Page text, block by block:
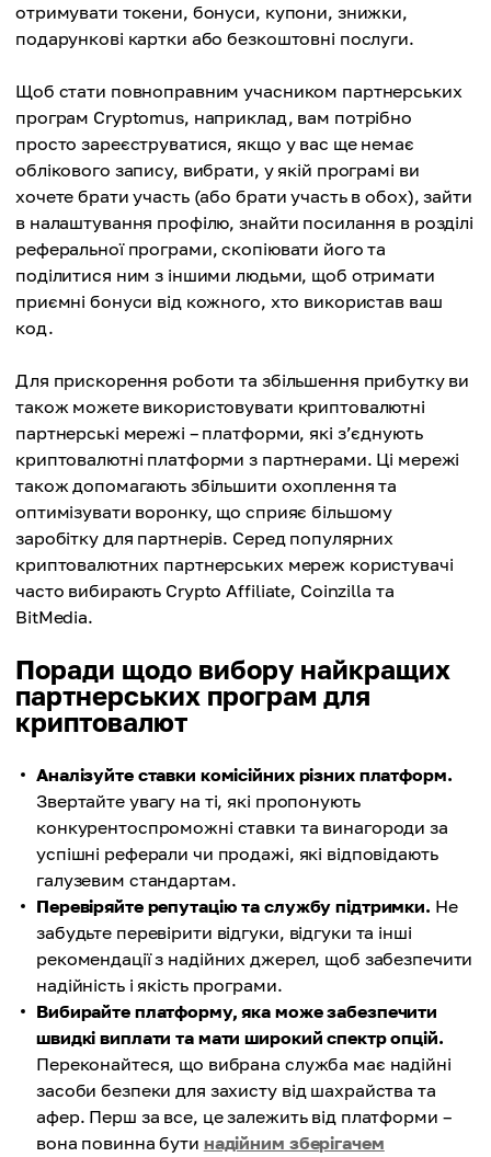
отримувати токени, бонуси, купони, знижки,
подарункові картки або безкоштовні послуги.
Щоб стати повноправним учасником партнерських
програм Cryptomus, наприклад, вам потрібно
просто зареєструватися, якщо у вас ще немає
облікового запису, вибрати, у якій програмі ви
хочете брати участь (або брати участь в обох), зайти
в налаштування профілю, знайти посилання в розділі
реферальної програми, скопіювати його та
поділитися ним з іншими людьми, щоб отримати
приємні бонуси від кожного, хто використав ваш
код.
Для прискорення роботи та збільшення прибутку ви
також можете використовувати криптовалютні
партнерські мережі – платформи, які з’єднують
криптовалютні платформи з партнерами. Ці мережі
також допомагають збільшити охоплення та
оптимізувати воронку, що сприяє більшому
заробітку для партнерів. Серед популярних
криптовалютних партнерських мереж користувачі
часто вибирають Crypto Affiliate, Coinzilla та
BitMedia.
Поради щодо вибору найкращих
партнерських програм для
криптовалют
Аналізуйте ставки комісійних різних платформ.
Звертайте увагу на ті, які пропонують
конкурентоспроможні ставки та винагороди за
успішні реферали чи продажі, які відповідають
галузевим стандартам.
Перевіряйте репутацію та службу підтримки. Не
забудьте перевірити відгуки, відгуки та інші
рекомендації з надійних джерел, щоб забезпечити
надійність і якість програми.
Вибирайте платформу, яка може забезпечити
швидкі виплати та мати широкий спектр опцій.
Переконайтеся, що вибрана служба має надійні
засоби безпеки для захисту від шахрайства та
афер. Перш за все, це залежить від платформи –
вона повинна бути надійним зберігачем